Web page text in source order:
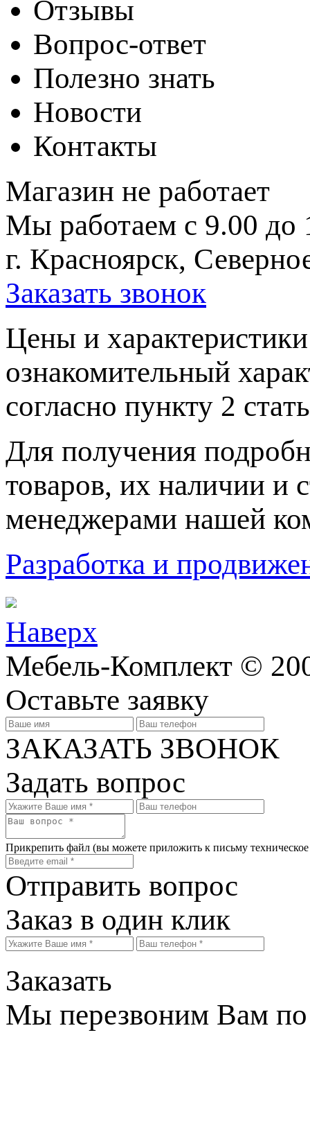
Отзывы
Вопрос-ответ
Полезно знать
Новости
Контакты
Магазин не работает
Мы работаем с 9.00 до
г. Красноярск,
Заказать звонок
Цeны и
ознакомительный
согласно пункту 2
Для пoлучения
товaров, их нaличии и
менеджерами нашей
Разработка и
Наверх
Мебель-Комплект ©
Оставьте заявку
ЗАКАЗАТЬ ЗВОНОК
Задать вопрос
Прикрепить файл (вы можете приложить к письму
Отправить вопрос
Заказ в один клик
Заказать
Мы перезвоним Вам по